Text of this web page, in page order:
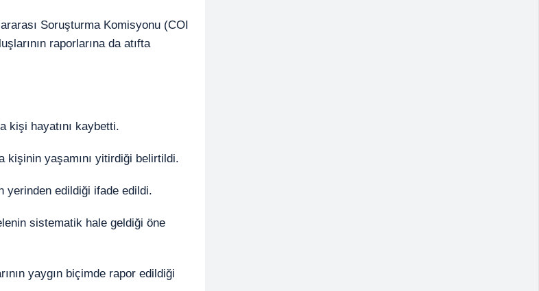
Soruşturma Komisyonu (COI
raporlarına da atıfta
kişi hayatını kaybetti.
kişinin yaşamını yitirdiği belirtildi.
yerinden edildiği ifade edildi.
sistematik hale geldiği öne
yaygın biçimde rapor edildiği